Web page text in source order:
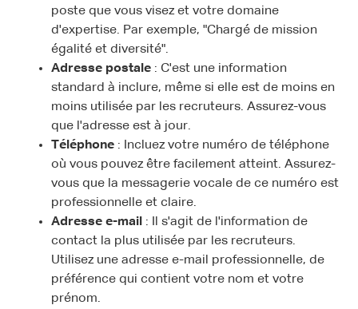
poste que vous visez et votre domaine
d'expertise. Par exemple, "Chargé de mission
égalité et diversité".
Adresse postale : C'est une information
standard à inclure, même si elle est de moins en
moins utilisée par les recruteurs. Assurez-vous
que l'adresse est à jour.
Téléphone : Incluez votre numéro de téléphone
où vous pouvez être facilement atteint. Assurez-
vous que la messagerie vocale de ce numéro est
professionnelle et claire.
Adresse e-mail : Il s'agit de l'information de
contact la plus utilisée par les recruteurs.
Utilisez une adresse e-mail professionnelle, de
préférence qui contient votre nom et votre
prénom.